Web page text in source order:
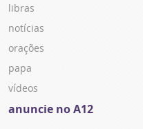
libras
notícias
orações
papa
vídeos
anuncie no A12